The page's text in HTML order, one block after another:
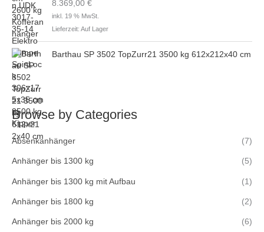
8.369,00€
inkl. 19 % MwSt.
Lieferzeit:Auf Lager
Barthau SP 3502 TopZurr21 3500 kg 612x212x40 cm
Browse by Categories
Absenkanhänger (7)
Anhänger bis 1300 kg (5)
Anhänger bis 1300 kg mit Aufbau (1)
Anhänger bis 1800 kg (2)
Anhänger bis 2000 kg (6)